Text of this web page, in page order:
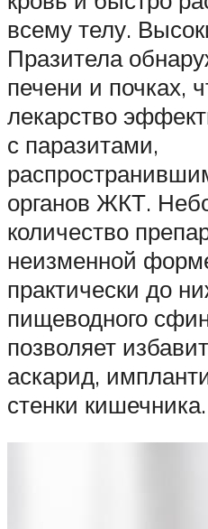
всему телу.
Празитела
печени и почках,
лекарство
с паразитами,
органов ЖКТ.
количество
неизменной
практически до
пищеводного
позволяет
аскарид,
стенки кишечника.